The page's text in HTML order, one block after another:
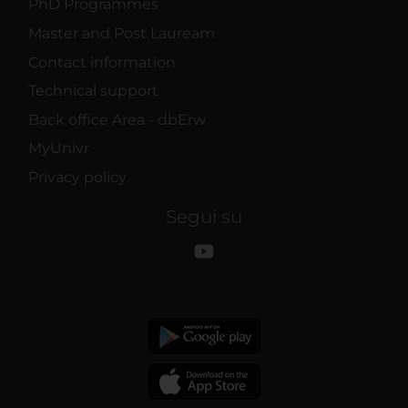
PhD Programmes
Master and Post Lauream
Contact information
Technical support
Back office Area - dbErw
MyUnivr
Privacy policy
Segui su